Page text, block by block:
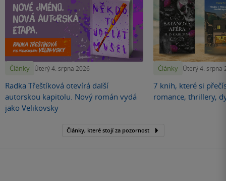
Články Úterý 4. srpna 2026
Radka Třeštíková otevírá další
autorskou kapitolu. Nový román vydá
jako Velikovsky
Články Úterý 4. srpna
7 knih, které si
romance, thrillery,
Články, které stojí za pozornost